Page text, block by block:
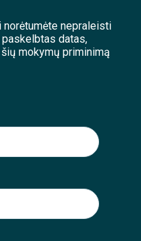
norėtumėte nepraleisti
datas,
mokymų priminimą